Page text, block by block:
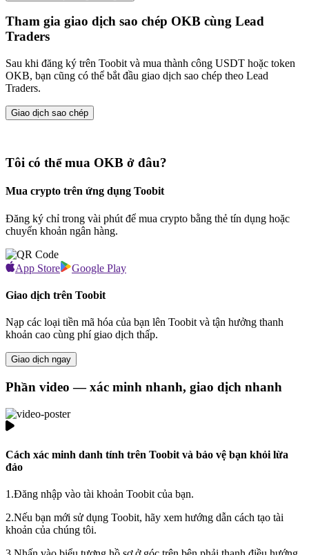
Tham gia giao dịch sao chép OKB cùng Lead
Traders
Sau khi đăng ký trên Toobit và mua thành công USDT hoặc token
OKB, bạn cũng có thể bắt đầu giao dịch sao chép theo Lead
Traders.
Giao dịch sao chép
Tôi có thể mua OKB ở đâu?
Mua crypto trên ứng dụng Toobit
Đăng ký chỉ trong vài phút để mua crypto bằng thẻ tín dụng hoặc
chuyển khoản ngân hàng.
App Store Google Play
Giao dịch trên Toobit
Nạp các loại tiền mã hóa của bạn lên Toobit và tận hưởng thanh
khoản cao cùng phí giao dịch thấp.
Giao dịch ngay
Phần video — xác minh nhanh, giao dịch nhanh
Cách xác minh danh tính trên Toobit và bảo vệ bạn khỏi lừa
đảo
1.Đăng nhập vào tài khoản Toobit của bạn.
2.Nếu bạn mới sử dụng Toobit, hãy xem hướng dẫn cách tạo tài
khoản của chúng tôi.